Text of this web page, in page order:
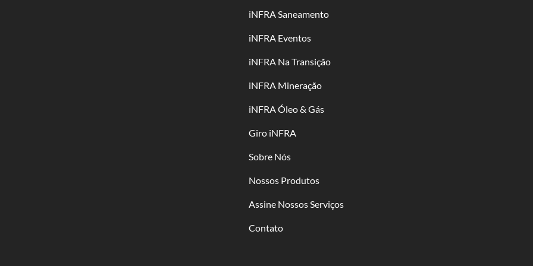
iNFRA Saneamento
iNFRA Eventos
iNFRA Na Transição
iNFRA Mineração
iNFRA Óleo & Gás
Giro iNFRA
Sobre Nós
Nossos Produtos
Assine Nossos Serviços
Contato